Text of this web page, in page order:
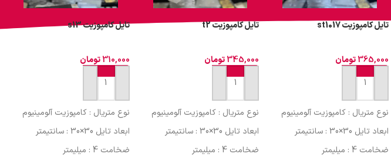
تایل کامپوزیت st1017
365,000تومان
افزودن به سبد خرید
نوع متریال : کامپوزیت آلومینیوم
ابعاد تایل 30×30 : سانتیمتر
ضخامت 4 : میلیمتر
تایل کامپوزیت t2
345,000تومان
افزودن به سبد خرید
نوع متریال : کامپوزیت آلومینیوم
ابعاد تایل 30×30 : سانتیمتر
ضخامت 4 : میلیمتر
تایل کامپوزیت s13
310,000تومان
افزودن به سبد خرید
نوع متریال : کامپوزیت آلومینیوم
ابعاد تایل 30×30 : سانتیمتر
ضخامت 4 : میلیمتر